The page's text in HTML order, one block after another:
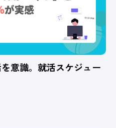
意識。就活スケジュー